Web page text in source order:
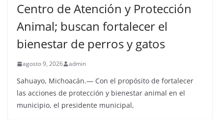
Centro de Atención y Protección
Animal; buscan fortalecer el
bienestar de perros y gatos
agosto 9, 2026 admin
Sahuayo, Michoacán.— Con el propósito de fortalecer
las acciones de protección y bienestar animal en el
municipio, el presidente municipal,